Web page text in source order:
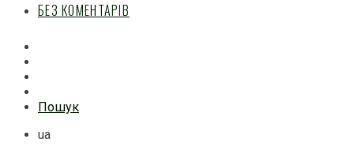
БЕЗ КОМЕНТАРІВ
Пошук
ua